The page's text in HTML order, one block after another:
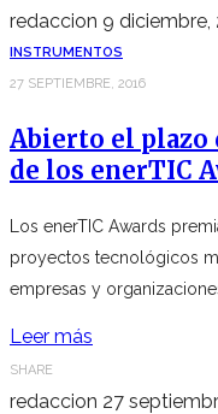
redaccion 9 diciembre,
INSTRUMENTOS
27 SEPTIEMBRE, 2016
Abierto el plazo
de los enerTIC
Los enerTIC Awards
proyectos tecnológicos
empresas y
Leer más
SHARE
redaccion 27